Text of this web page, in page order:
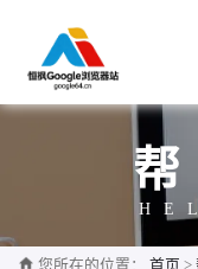
您所在的位置： 首页 >